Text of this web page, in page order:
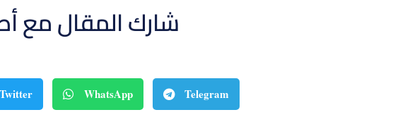
شارك المقال مع
Twitter WhatsApp Telegram